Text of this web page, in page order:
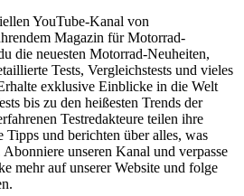
YouTube-Kanal von
Magazin für Motorrad-
die neuesten Motorrad-Neuheiten,
Tests, Vergleichstests und vieles
exklusive Einblicke in die Welt
bis zu den heißesten Trends der
Testredakteure teilen ihre
und berichten über alles, was
unseren Kanal und verpasse
mehr auf unserer Website und folge